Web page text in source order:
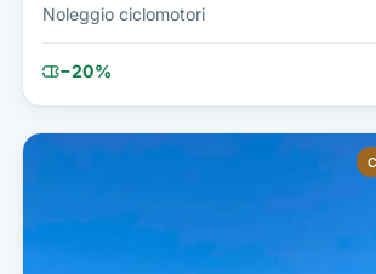
Noleggio ciclomotori
−20%